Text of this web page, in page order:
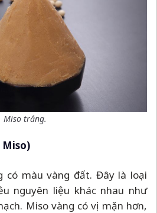
Miso trắng.
Miso)
có màu vàng đất. Đây là loại
nguyên liệu khác nhau như
Miso vàng có vị mặn hơn,